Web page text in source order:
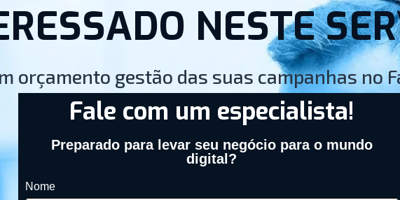
NESTE
orçamento gestão das suas campanhas no
Fale com um especialista!
Preparado para levar seu negócio para o mundo
digital?
Nome